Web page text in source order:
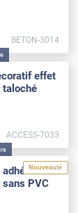
BETON-3014
effet
ACCESS-7033
Nouveauté
adhésif
PVC